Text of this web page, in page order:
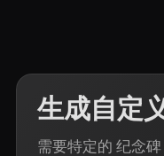
生成自定
需要特定的 纪念